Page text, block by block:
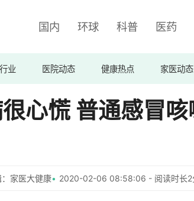
国内 环球 科普 医药
业 医院动态 健康热点 家医动态
心慌 普通感冒
家医大健康 2020-02-06 08:58:06 - 阅读时长2